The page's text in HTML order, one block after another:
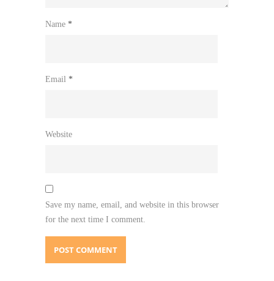
Name *
Email *
Website
Save my name, email, and website in this browser
for the next time I comment.